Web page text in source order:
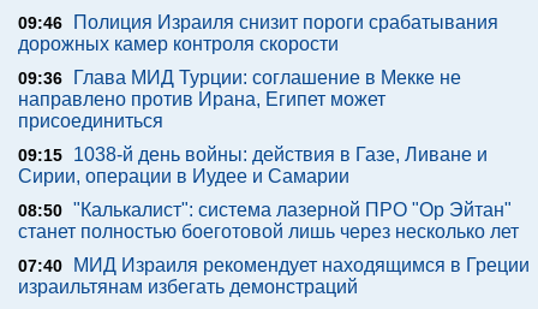
09:46
Полиция Израиля снизит пороги срабатывания
дорожных камер контроля скорости
09:36
Глава МИД Турции: соглашение в Мекке не
направлено против Ирана, Египет может
присоединиться
09:15
1038-й день войны: действия в Газе, Ливане и
Сирии, операции в Иудее и Самарии
08:50 "Калькалист": система лазерной ПРО "Ор Эйтан"
станет полностью боеготовой лишь через несколько лет
07:40
МИД Израиля рекомендует находящимся в Греции
израильтянам избегать демонстраций